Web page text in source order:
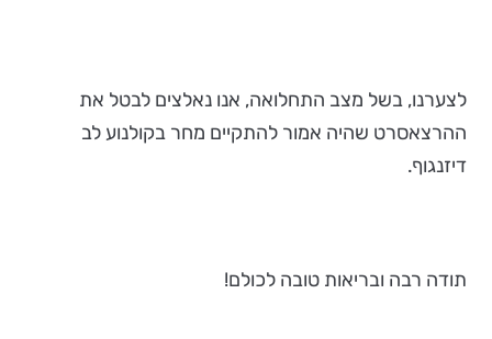
לצערנו, בשל מצב התחלואה, אנו נאלצים לבטל את
ההרצאסרט שהיה אמור להתקיים מחר בקולנוע לב
דיזנגוף.
תודה רבה ובריאות טובה לכולם!